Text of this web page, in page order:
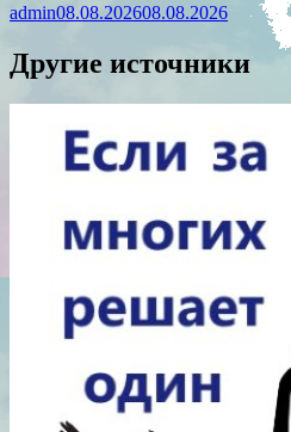
admin08.08.202608.08.2026
Другие источники